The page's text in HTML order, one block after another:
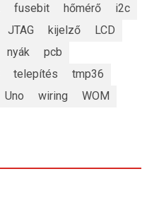
fusebit hőmérő
i2c
JTAG kijelző
LCD
nyák
pcb
telepítés
tmp36
Uno wiring
WOM